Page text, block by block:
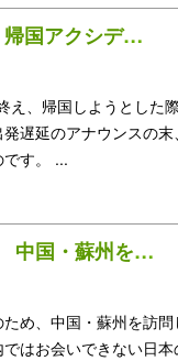
APSCVIR/ISMIO 帰国アクシデント
え、帰国しようとした
遅延のアナウンスの
す。 ...
APSCVIR / ISMIO 中国・蘇州を訪問
め、中国・蘇州を訪
はお会いできない日